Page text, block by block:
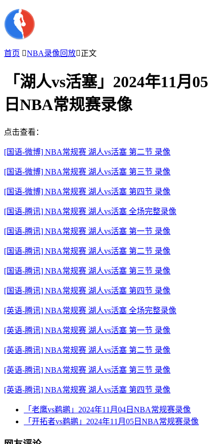
首页 NBA录像回放正文
「湖人vs活塞」2024年11月05
日NBA常规赛录像
点击查看：
[国语-微博] NBA常规赛 湖人vs活塞 第二节 录像
[国语-微博] NBA常规赛 湖人vs活塞 第三节 录像
[国语-微博] NBA常规赛 湖人vs活塞 第四节 录像
[国语-腾讯] NBA常规赛 湖人vs活塞 全场完整录像
[国语-腾讯] NBA常规赛 湖人vs活塞 第一节 录像
[国语-腾讯] NBA常规赛 湖人vs活塞 第二节 录像
[国语-腾讯] NBA常规赛 湖人vs活塞 第三节 录像
[国语-腾讯] NBA常规赛 湖人vs活塞 第四节 录像
[英语-腾讯] NBA常规赛 湖人vs活塞 全场完整录像
[英语-腾讯] NBA常规赛 湖人vs活塞 第一节 录像
[英语-腾讯] NBA常规赛 湖人vs活塞 第二节 录像
[英语-腾讯] NBA常规赛 湖人vs活塞 第三节 录像
[英语-腾讯] NBA常规赛 湖人vs活塞 第四节 录像
「老鹰vs鹈鹕」2024年11月04日NBA常规赛录像
「开拓者vs鹈鹕」2024年11月05日NBA常规赛录像